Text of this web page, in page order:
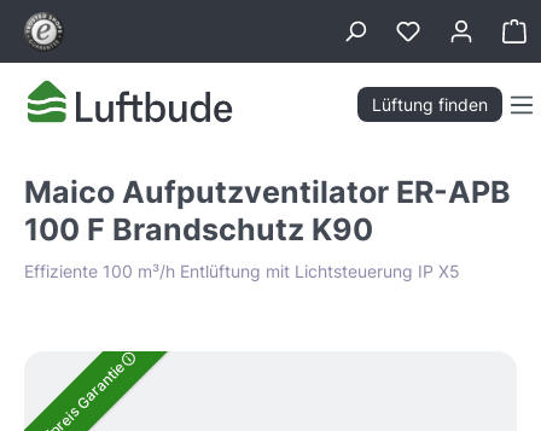
springen
Lüftung finden
Maico Aufputzventilator ER-APB
100 F Brandschutz K90
Effiziente 100 m³/h Entlüftung mit Lichtsteuerung IP X5
Bildergalerie überspringen
Tiefpreis Garantie